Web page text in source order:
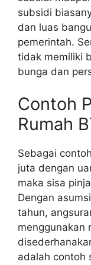
subsidi
dan luas
pemerintah.
tidak memiliki
bunga dan
Contoh
Rumah
Sebagai
juta dengan
maka sisa
Dengan
tahun,
menggunakan
adalah contoh